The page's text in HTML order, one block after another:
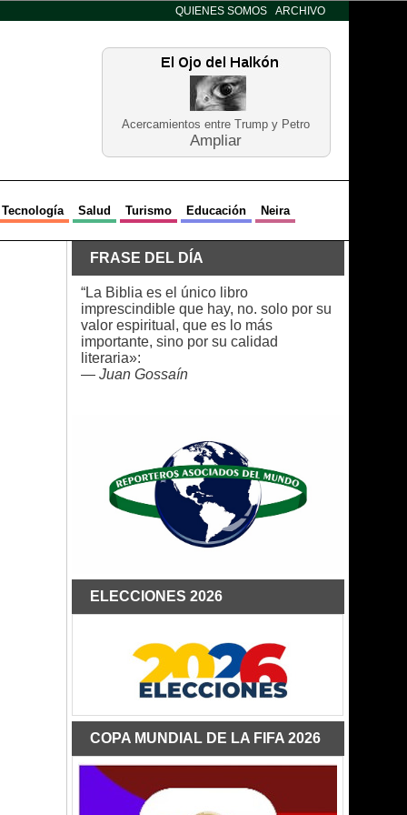
QUIENES SOMOS ARCHIVO
Acercamientos entre Trump y Petro
Ampliar
Tecnología Salud Turismo Educación Neira
FRASE DEL DÍA
“La Biblia es el único libro
imprescindible que hay, no. solo por su
valor espiritual, que es lo más
importante, sino por su calidad
literaria»:
— Juan Gossaín
ELECCIONES 2026
COPA MUNDIAL DE LA FIFA 2026